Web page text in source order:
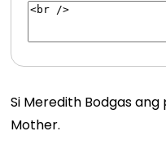
Si Meredith Bodgas
Mother.